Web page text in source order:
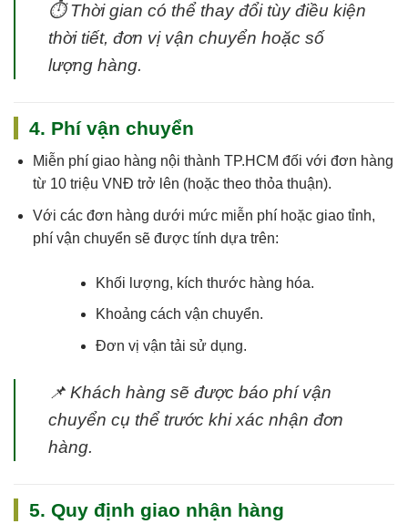
⏱Thời gian có thể thay đổi tùy điều kiện
thời tiết, đơn vị vận chuyển hoặc số
lượng hàng.
4. Phí vận chuyển
Miễn phí giao hàng nội thành TP.HCM đối với đơn hàng
từ 10 triệu VNĐ trở lên (hoặc theo thỏa thuận).
Với các đơn hàng dưới mức miễn phí hoặc giao tỉnh,
phí vận chuyển sẽ được tính dựa trên:
Khối lượng, kích thước hàng hóa.
Khoảng cách vận chuyển.
Đơn vị vận tải sử dụng.
📌 Khách hàng sẽ được báo phí vận
chuyển cụ thể trước khi xác nhận đơn
hàng.
5. Quy định giao nhận hàng